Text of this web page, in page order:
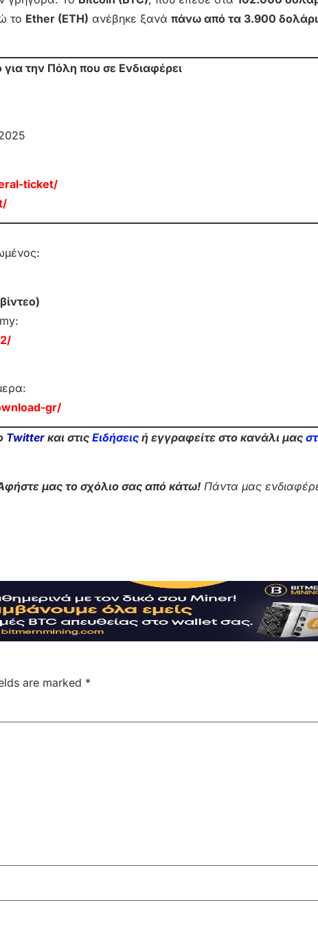
το Ether (ETH) ανέβηκε ξανά πάνω από τα 3.900
την Πόλη που σε Ενδιαφέρει
ticket/
gr/
Twitter και στις Ειδήσεις ή εγγραφείτε στο κανάλι μας
μας το σχόλιο σας από κάτω! Πάντα μας
are marked *